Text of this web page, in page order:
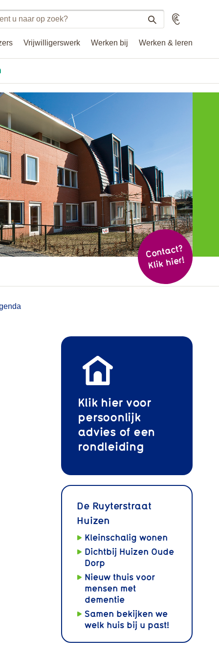
Vrijwilligerswerk Werken bij Werken & leren
Voorlezen
Cont
act?
Klik hier!
Klik hier voor
persoonlijk
advies of een
rondleiding
De Ruyterstraat
Huizen
Kleinschalig wonen
Dichtbij Huizen Oude
Dorp
Nieuw thuis voor
mensen met
dementie
Samen bekijken we
welk huis bij u past!